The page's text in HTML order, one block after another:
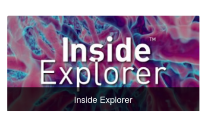
Inside Explorer